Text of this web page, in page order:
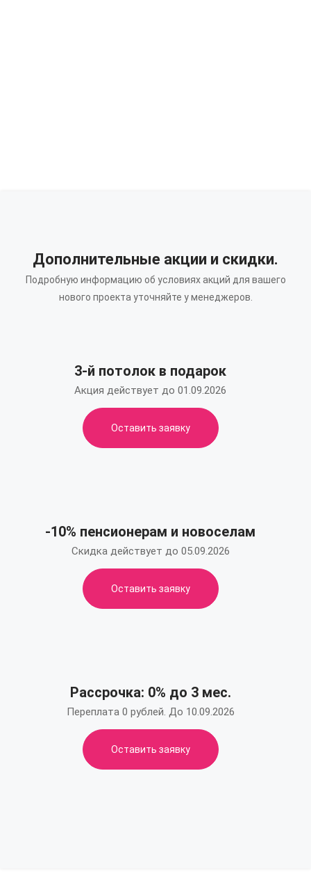
Дополнительные акции и скидки.
Подробную информацию об условиях акций для вашего
нового проекта уточняйте у менеджеров.
3-й потолок в подарок
Акция действует до 01.09.2026
Оставить заявку
-10% пенсионерам и новоселам
Скидка действует до 05.09.2026
Оставить заявку
Рассрочка: 0% до 3 мес.
Переплата 0 рублей. До 10.09.2026
Оставить заявку